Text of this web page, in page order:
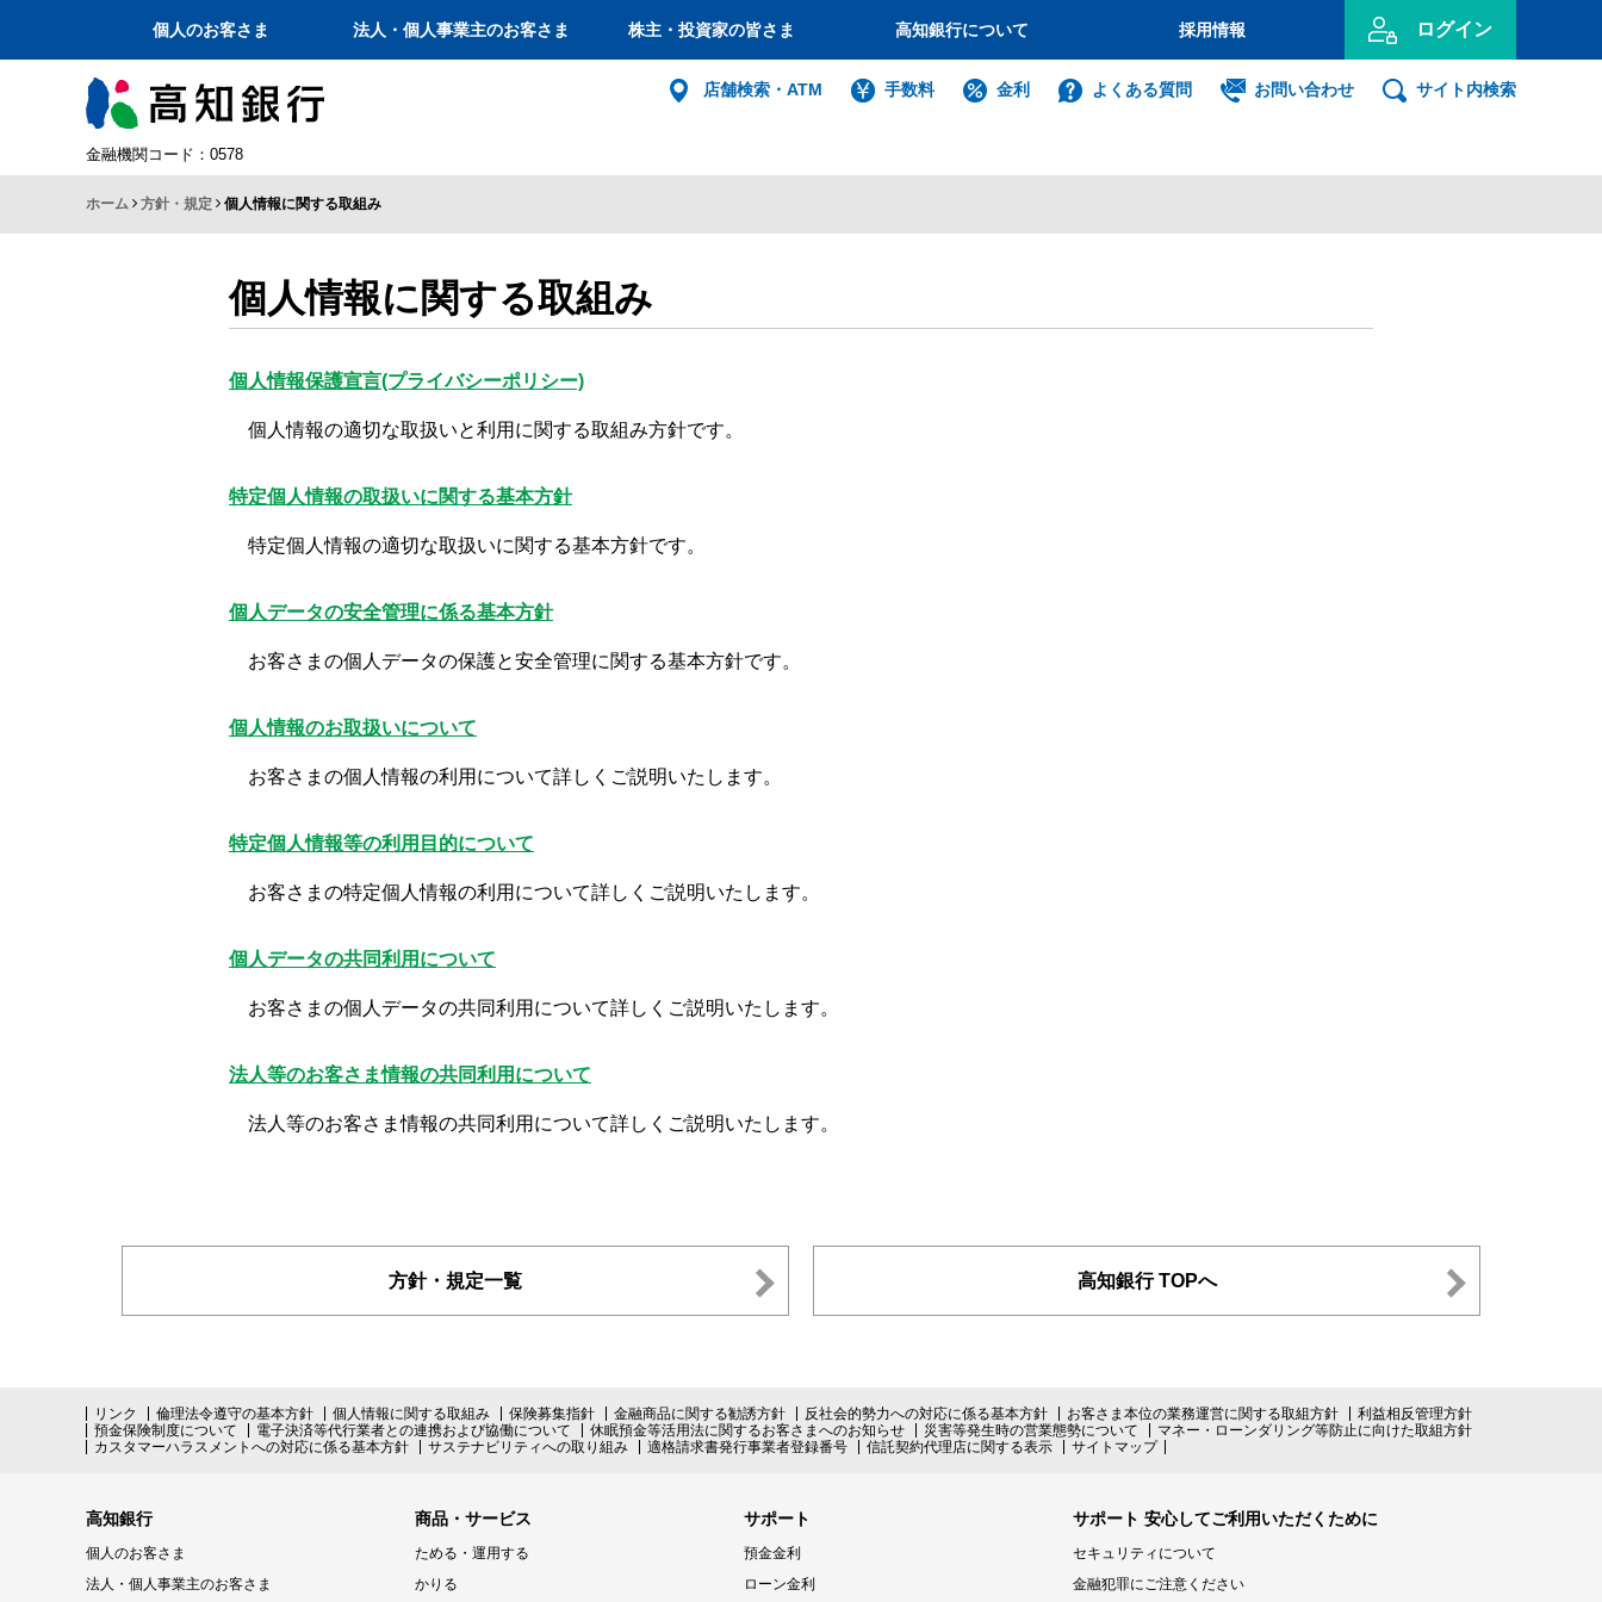
個人のお客さま 法人・個人事業主のお客さま 株主・投資家の皆さま 高知銀行について 採用情報 ログイン
個人のお客さま
バンキング
投資信託
金融機関コード：0578
店舗検索・ATM 手数料 金利 よくある質問 お問い合わせ サイト内検索
ホーム 方針・規定 個人情報に関する取組み
個人情報に関する取組み
個人情報保護宣言(プライバシーポリシー)
個人情報の適切な取扱いと利用に関する取組み方針です。
特定個人情報の取扱いに関する基本方針
特定個人情報の適切な取扱いに関する基本方針です。
個人データの安全管理に係る基本方針
お客さまの個人データの保護と安全管理に関する基本方針です。
個人情報のお取扱いについて
お客さまの個人情報の利用について詳しくご説明いたします。
特定個人情報等の利用目的について
お客さまの特定個人情報の利用について詳しくご説明いたします。
個人データの共同利用について
お客さまの個人データの共同利用について詳しくご説明いたします。
法人等のお客さま情報の共同利用について
法人等のお客さま情報の共同利用について詳しくご説明いたします。
方針・規定一覧 高知銀行 TOPへ
リンク 倫理法令遵守の基本方針 個人情報に関する取組み 保険募集指針 金融商品に関する勧誘方針 反社会的勢力への対応に係る基本方針 お客さま本位の業務運営に関する取組方針
利益相反管理方針
預金保険制度について
電子決済等代行業者との連携および協働について 休眠預金等活用法に関するお客さまへのお知らせ 災害等発生時の営業態勢について
マネー・ローンダリング等防止に向けた取組方針
カスタマーハラスメントへの対応に係る基本方針
サステナビリティへの取り組み 適格請求書発行事業者登録番号 信託契約代理店に関する表示 サイトマップ
高知銀行
個人のお客さま
法人・個人事業主のお客さま
商品・サービス
ためる・運用する
かりる
サポート
預金金利
ローン金利
サポート 安心してご利用いただくために
セキュリティについて
金融犯罪にご注意ください